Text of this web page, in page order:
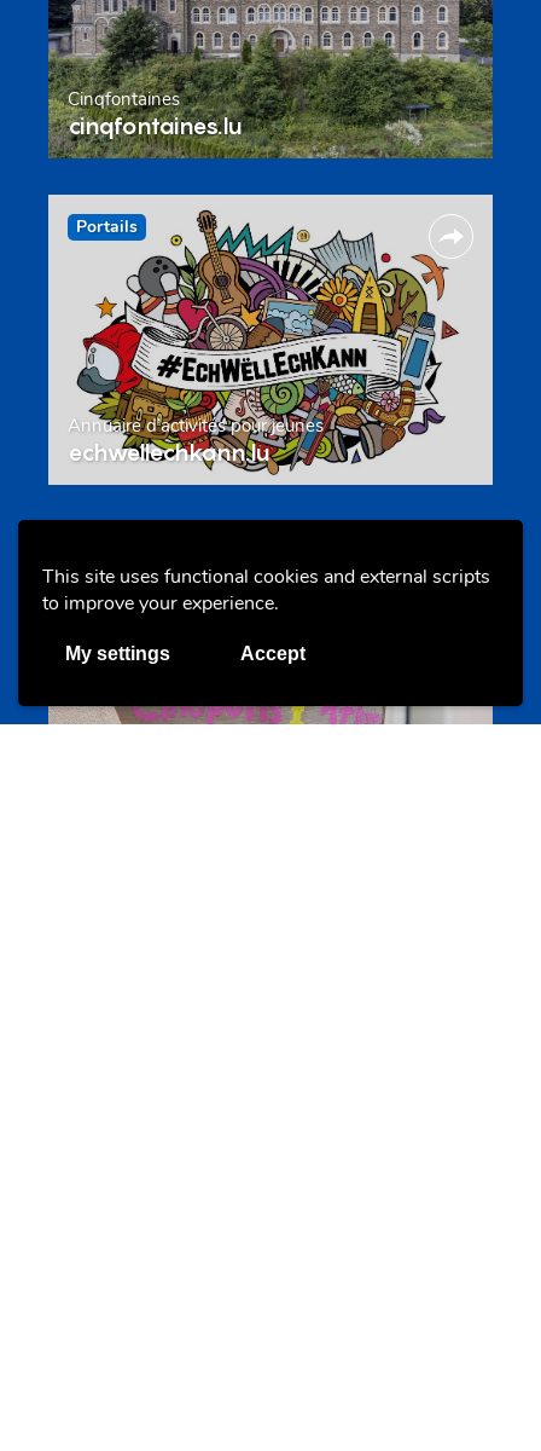
This site uses functional cookies and external scripts
to improve your experience.
My settings Accept
Cinqfontaines
cinqfontaines.lu
Portails
Annuaire d’activités pour jeunes
echwellechkann.lu